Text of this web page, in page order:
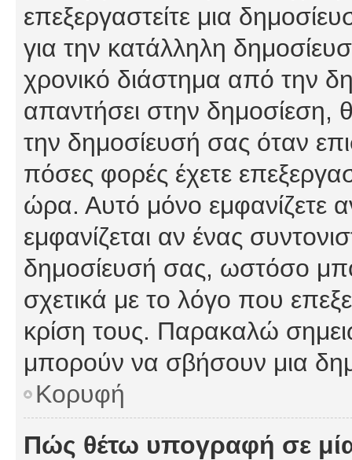
επεξεργαστείτε μια
για την κατάλληλη
χρονικό διάστημα από την
απαντήσει στην δημοσίεση,
την δημοσίευσή σας όταν
πόσες φορές έχετε
ώρα. Αυτό μόνο εμφανίζετε
εμφανίζεται αν ένας
δημοσίευσή σας, ωστόσο
σχετικά με το λόγο που
κρίση τους. Παρακαλώ
μπορούν να σβήσουν μια
Κορυφή
Πώς θέτω υπογραφή σε